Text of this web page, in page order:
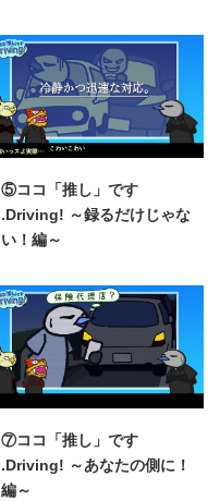
⑤ココ「推し」です
.Driving! ～録るだけじゃな
い！編～
⑦ココ「推し」です
.Driving! ～あなたの側に！
編～